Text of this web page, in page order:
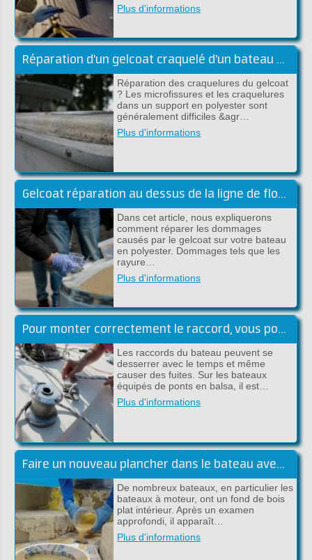
Plus d'informations
Réparation d'un gelcoat craquelé d'un bateau en polyester
Réparation des craquelures du gelcoat
? Les microfissures et les craquelures
dans un support en polyester sont
généralement difficiles &agr…
Plus d'informations
Gelcoat réparation au dessus de la ligne de flottaison
Dans cet article, nous expliquerons
comment réparer les dommages
causés par le gelcoat sur votre bateau
en polyester. Dommages tels que les
rayure…
Plus d'informations
Pour monter correctement le raccord, vous pouvez utiliser le plan suivant, étape par étape:
Les raccords du bateau peuvent se
desserrer avec le temps et même
causer des fuites. Sur les bateaux
équipés de ponts en balsa, il est…
Plus d'informations
Faire un nouveau plancher dans le bateau avec du polyester
De nombreux bateaux, en particulier les
bateaux à moteur, ont un fond de bois
plat intérieur. Après un examen
approfondi, il apparaît…
Plus d'informations